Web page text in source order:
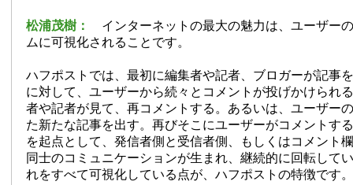
松浦茂樹： インターネットの最大の魅力は、ユーザー
ムに可視化されることです。
ハフポストでは、最初に編集者や記者、ブロガーが記事
に対して、ユーザーから続々とコメントが投げかけられ
者や記者が見て、再コメントする。あるいは、ユーザー
た新たな記事を出す。再びそこにユーザーがコメントす
を起点として、発信者側と受信者側、もしくはコメント
同士のコミュニケーションが生まれ、継続的に回転して
れをすべて可視化している点が、ハフポストの特徴です。